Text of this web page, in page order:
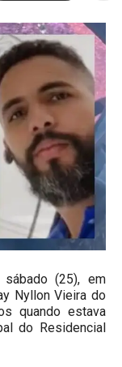
(25), em
Nyllon Vieira do
quando estava
do Residencial